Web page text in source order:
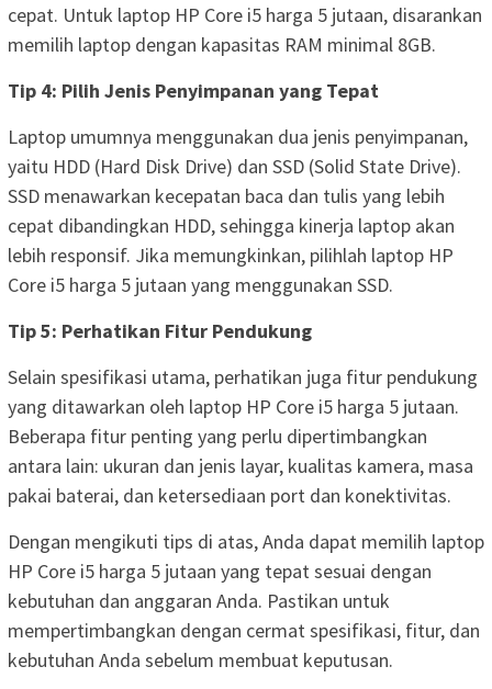
cepat. Untuk laptop HP Core i5 harga 5 jutaan, disarankan
memilih laptop dengan kapasitas RAM minimal 8GB.
Tip 4: Pilih Jenis Penyimpanan yang Tepat
Laptop umumnya menggunakan dua jenis penyimpanan,
yaitu HDD (Hard Disk Drive) dan SSD (Solid State Drive).
SSD menawarkan kecepatan baca dan tulis yang lebih
cepat dibandingkan HDD, sehingga kinerja laptop akan
lebih responsif. Jika memungkinkan, pilihlah laptop HP
Core i5 harga 5 jutaan yang menggunakan SSD.
Tip 5: Perhatikan Fitur Pendukung
Selain spesifikasi utama, perhatikan juga fitur pendukung
yang ditawarkan oleh laptop HP Core i5 harga 5 jutaan.
Beberapa fitur penting yang perlu dipertimbangkan
antara lain: ukuran dan jenis layar, kualitas kamera, masa
pakai baterai, dan ketersediaan port dan konektivitas.
Dengan mengikuti tips di atas, Anda dapat memilih laptop
HP Core i5 harga 5 jutaan yang tepat sesuai dengan
kebutuhan dan anggaran Anda. Pastikan untuk
mempertimbangkan dengan cermat spesifikasi, fitur, dan
kebutuhan Anda sebelum membuat keputusan.